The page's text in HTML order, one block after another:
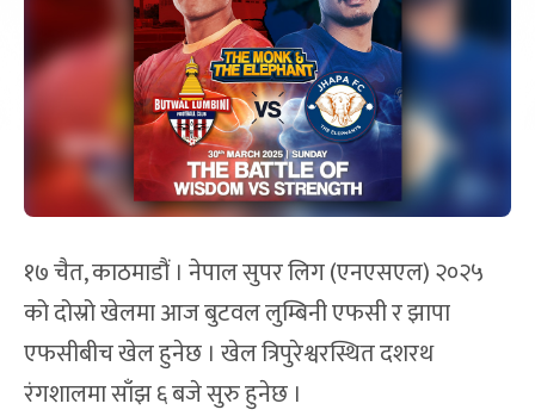
१७ चैत, काठमाडौं । नेपाल सुपर लिग (एनएसएल) २०२५
को दोस्रो खेलमा आज बुटवल लुम्बिनी एफसी र झापा
एफसीबीच खेल हुनेछ । खेल त्रिपुरेश्वरस्थित दशरथ
रंगशालमा साँझ ६ बजे सुरु हुनेछ ।